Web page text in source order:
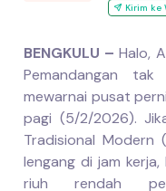
Kirim ke
BENGKULU – Halo,
Pemandangan
mewarnai pusat
pagi (5/2/2026).
Tradisional Modern
lengang di jam
riuh rendah